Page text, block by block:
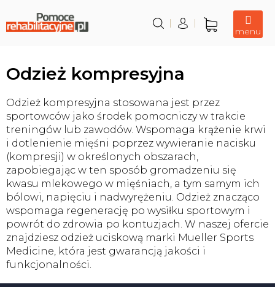
treści
Koszyk
Odzież kompresyjna
Odzież kompresyjna stosowana jest przez
sportowców jako środek pomocniczy w trakcie
treningów lub zawodów. Wspomaga krążenie krwi
i dotlenienie mięśni poprzez wywieranie nacisku
(kompresji) w określonych obszarach,
zapobiegając w ten sposób gromadzeniu się
kwasu mlekowego w mięśniach, a tym samym ich
bólowi, napięciu i nadwyrężeniu. Odzież znacząco
wspomaga regenerację po wysiłku sportowym i
powrót do zdrowia po kontuzjach. W naszej ofercie
znajdziesz odzież uciskową marki Mueller Sports
Medicine, która jest gwarancją jakości i
funkcjonalności.